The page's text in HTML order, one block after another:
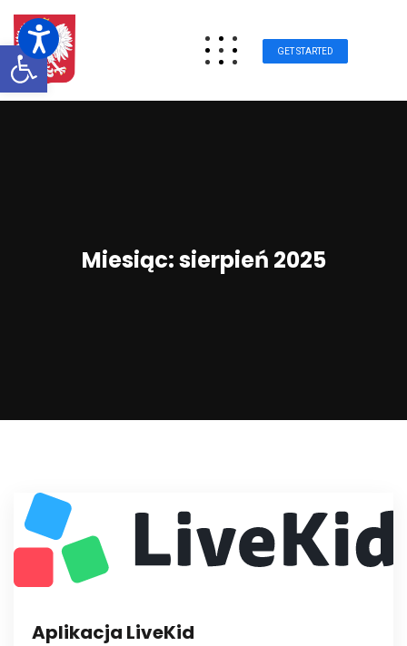
Otwórz pasek narzędziGET STARTED
Miesiąc:sierpień 2025
Aplikacja LiveKid